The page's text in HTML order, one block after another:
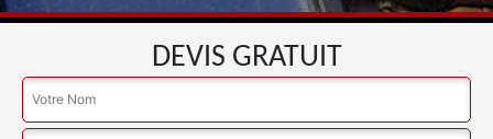
DEVIS GRATUIT